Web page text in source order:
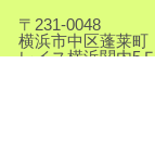
〒231-0048
横浜市中区蓬莱町
レイス横浜関内5